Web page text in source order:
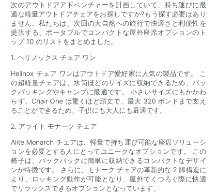
次のアウトドアアドベンチャーを計画していて、持ち運びに最
適な軽量アウトドアチェアをお探しですか?もう探す必要はあり
ません。私たちは、次回の大自然への旅行で快適さと利便性を
提供する、ポータブルでコンパクトな屋外座席オプションのト
ップ 10 のリストをまとめました。
1. ヘリノックス チェア ワン
Helinox チェア ワンはアウトドア愛好家に人気の製品です。 こ
の超軽量チェアは、水筒ほどのサイズに収納できるため、バッ
クパッキングやキャンプに最適です。 小さいサイズにもかかわ
らず、Chair One は驚くほど頑丈で、最大 320 ポンドまで支え
ることができるため、子供にも大人にも最適です。
2. アライト モナーク チェア
Alite Monarch チェアは、軽量で持ち運び可能な座席ソリューシ
ョンを必要とする人にとってユニークなオプションです。 この
椅子は、バックパックに簡単に収納できるコンパクトなデザイ
ンが特徴です。 さらに、モナーク チェアの革新的な 2 脚構造に
より、ロッキング動作が可能となり、屋外でくつろぐ際に快適
でリラックスできるオプションとなっています。